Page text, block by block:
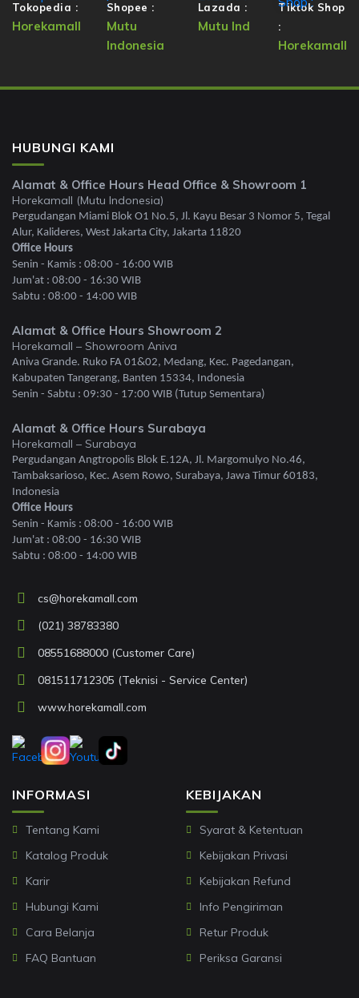
Tokopedia :
Horekamall
Shopee :
Mutu
Indonesia
Lazada :
Mutu Ind
Tiktok Shop
:
Horekamall
HUBUNGI KAMI
Alamat & Office Hours Head Office & Showroom 1
Horekamall (Mutu Indonesia)
Pergudangan Miami Blok O1 No.5, Jl. Kayu Besar 3 Nomor 5, Tegal
Alur, Kalideres, West Jakarta City, Jakarta 11820
Office Hours
Senin - Kamis : 08:00 - 16:00 WIB
Jum'at : 08:00 - 16:30 WIB
Sabtu : 08:00 - 14:00 WIB
Alamat & Office Hours Showroom 2
Horekamall – Showroom Aniva
Aniva Grande. Ruko FA 01&02, Medang, Kec. Pagedangan,
Kabupaten Tangerang, Banten 15334, Indonesia
Senin - Sabtu : 09:30 - 17:00 WIB (Tutup Sementara)
Alamat & Office Hours Surabaya
Horekamall – Surabaya
Pergudangan Angtropolis Blok E.12A, Jl. Margomulyo No.46,
Tambaksarioso, Kec. Asem Rowo, Surabaya, Jawa Timur 60183,
Indonesia
Office Hours
Senin - Kamis : 08:00 - 16:00 WIB
Jum'at : 08:00 - 16:30 WIB
Sabtu : 08:00 - 14:00 WIB
INFORMASI
Tentang Kami
Katalog Produk
Karir
Hubungi Kami
Cara Belanja
FAQ Bantuan
KEBIJAKAN
Syarat & Ketentuan
Kebijakan Privasi
Kebijakan Refund
Info Pengiriman
Retur Produk
Periksa Garansi
cs@horekamall.com
(021) 38783380
08551688000 (Customer Care)
081511712305 (Teknisi - Service Center)
www.horekamall.com